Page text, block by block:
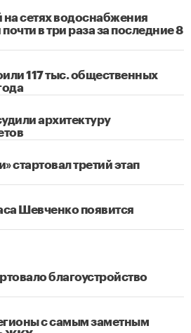
сетях водоснабжения
в три раза за последние 8
117 тыс. общественных
архитектуру
стартовал третий этап
Шевченко появится
благоустройство
с самым заметным